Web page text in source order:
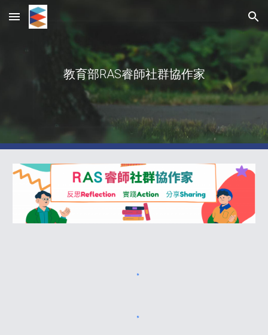
Skip to main content Skip to navigation
教育部RAS睿師社群協作家